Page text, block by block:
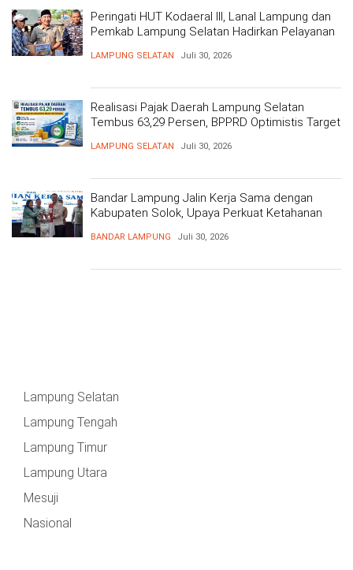
Peringati HUT Kodaeral III, Lanal Lampung dan
Pemkab Lampung Selatan Hadirkan Pelayanan
LAMPUNG SELATAN Juli 30, 2026
Realisasi Pajak Daerah Lampung Selatan
Tembus 63,29 Persen, BPPRD Optimistis Target
LAMPUNG SELATAN Juli 30, 2026
Bandar Lampung Jalin Kerja Sama dengan
Kabupaten Solok, Upaya Perkuat Ketahanan
BANDAR LAMPUNG Juli 30, 2026
Lampung Selatan
Lampung Tengah
Lampung Timur
Lampung Utara
Mesuji
Nasional